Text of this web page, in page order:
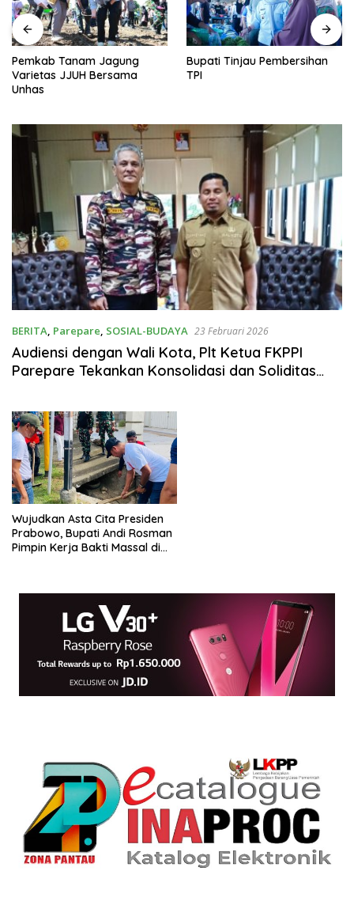
Pemkab Tanam Jagung
Varietas JJUH Bersama
Unhas
Bupati Tinjau Pembersihan
TPI
BERITA, Parepare, SOSIAL-BUDAYA 23 Februari 2026
Audiensi dengan Wali Kota, Plt Ketua FKPPI
Parepare Tekankan Konsolidasi dan Soliditas
Wujudkan Asta Cita Presiden
Prabowo, Bupati Andi Rosman
Pimpin Kerja Bakti Massal di